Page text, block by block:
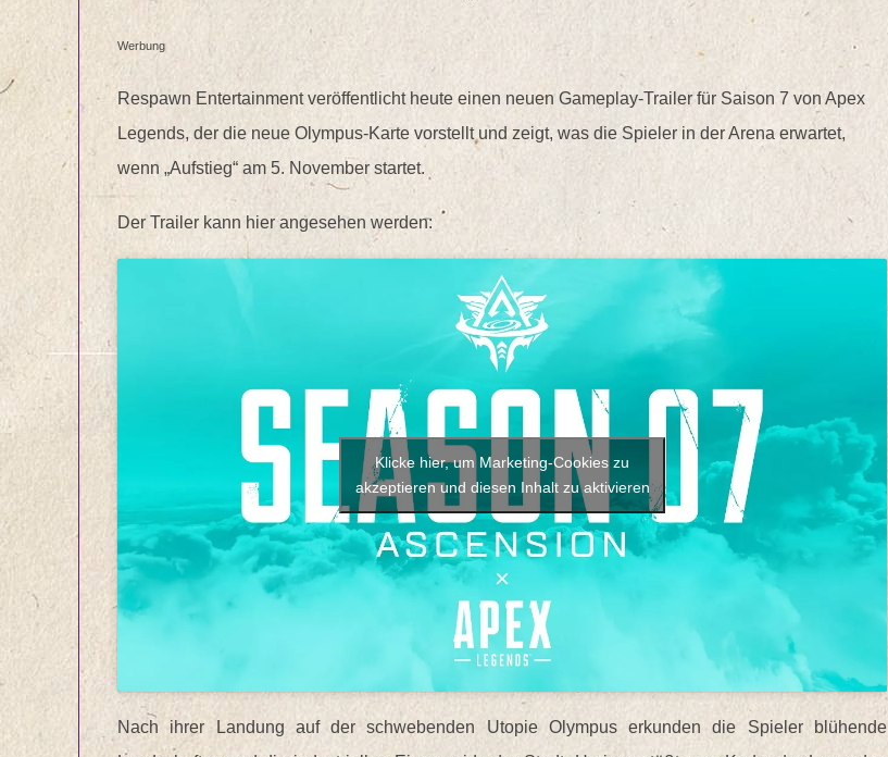
Werbung
Respawn Entertainment veröffentlicht heute einen neuen Gameplay-Trailer für Saison 7 von Apex
Legends, der die neue Olympus-Karte vorstellt und zeigt, was die Spieler in der Arena erwartet,
wenn „Aufstieg“ am 5. November startet.
Der Trailer kann hier angesehen werden:
Klicke hier, um Marketing-Cookies zu
akzeptieren und diesen Inhalt zu aktivieren
Nach ihrer Landung auf der schwebenden Utopie Olympus erkunden die Spieler blühende